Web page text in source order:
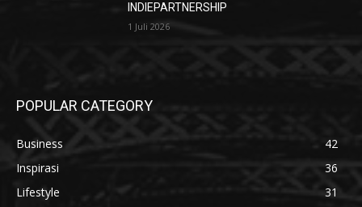
INDIEPARTNERSHIP
1 Juli 2026
POPULAR CATEGORY
Business
42
Inspirasi
36
Lifestyle
31